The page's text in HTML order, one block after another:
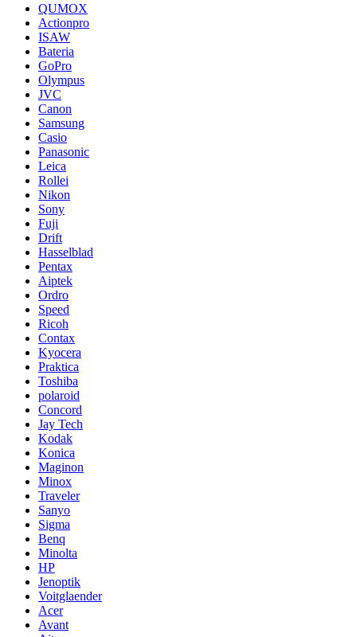
QUMOX
Actionpro
ISAW
Bateria
GoPro
Olympus
JVC
Canon
Samsung
Casio
Panasonic
Leica
Rollei
Nikon
Sony
Fuji
Drift
Hasselblad
Pentax
Aiptek
Ordro
Speed
Ricoh
Contax
Kyocera
Praktica
Toshiba
polaroid
Concord
Jay Tech
Kodak
Konica
Maginon
Minox
Traveler
Sanyo
Sigma
Benq
Minolta
HP
Jenoptik
Voitglaender
Acer
Avant